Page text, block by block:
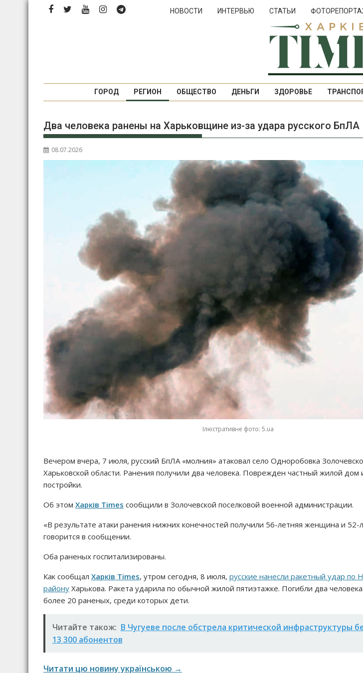
НОВОСТИ ИНТЕРВЬЮ СТАТЬИ
ГОРОД РЕГИОН ОБЩЕСТВО ДЕНЬГИ ЗДОРОВЬЕ
Два человека ранены на Харьковщине из-за удара русского БпЛА
08.07.2026
Ілюстративне фото: 5.ua
Вечером вчера, 7 июля, русский БпЛА «молния» атаковал село Одноробовка
Харьковской области. Ранения получили два человека. Поврежден частный жилой дом
постройки.
Об этом Харків Times сообщили в Золочевской поселковой военной администрации.
«В результате атаки ранения нижних конечностей получили 56-летняя женщина и 52-
говорится в сообщении.
Оба раненых госпитализированы.
Как сообщал Харків Times, утром сегодня, 8 июля, русские нанесли ракетный удар по
району Харькова. Ракета ударила по обычной жилой пятиэтажке. Погибли два
более 20 раненых, среди которых дети.
Читайте також: В Чугуеве после обстрела критической инфраструктуры
13 300 абонентов
Читати цю новину українською →